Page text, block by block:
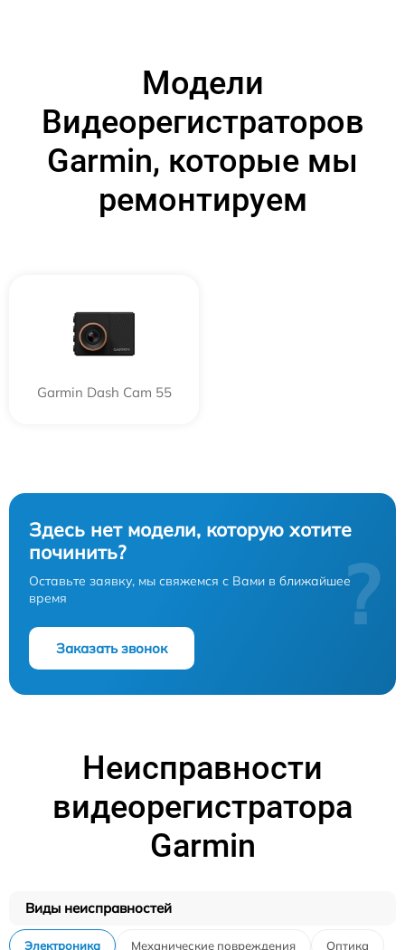
Модели
Видеорегистраторов
Garmin, которые мы
ремонтируем
Garmin Dash Cam 55
Здесь нет модели, которую хотите
починить?
Оставьте заявку, мы свяжемся с Вами в ближайшее
время
Заказать звонок
?
Неисправности
видеорегистратора
Garmin
Виды неисправностей
Электроника Механические повреждения Оптика